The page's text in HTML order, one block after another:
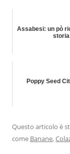
Assabesi: un pò
storia
Poppy Seed
Questo articolo è
come Banane,